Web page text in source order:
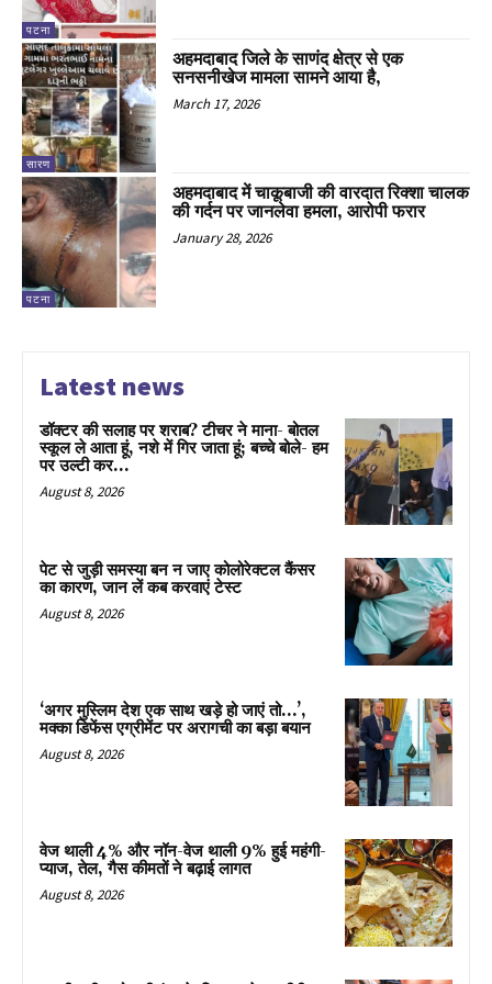
पटना
सारण
अहमदाबाद जिले के साणंद क्षेत्र से एक
सनसनीखेज मामला सामने आया है,
March 17, 2026
पटना
अहमदाबाद में चाकूबाजी की वारदात रिक्शा चालक
की गर्दन पर जानलेवा हमला, आरोपी फरार
January 28, 2026
Latest news
डॉक्टर की सलाह पर शराब? टीचर ने माना- बोतल
स्कूल ले आता हूं, नशे में गिर जाता हूं; बच्चे बोले- हम
पर उल्टी कर...
August 8, 2026
पेट से जुड़ी समस्या बन न जाए कोलोरेक्टल कैंसर
का कारण, जान लें कब करवाएं टेस्ट
August 8, 2026
‘अगर मुस्लिम देश एक साथ खड़े हो जाएं तो…’,
मक्का डिफेंस एग्रीमेंट पर अरागची का बड़ा बयान
August 8, 2026
वेज थाली 4% और नॉन-वेज थाली 9% हुई महंगी-
प्याज, तेल, गैस कीमतों ने बढ़ाई लागत
August 8, 2026